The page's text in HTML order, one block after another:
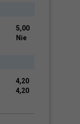
5,00
Nie
4,20
4,20